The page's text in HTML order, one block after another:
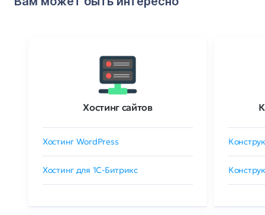
Хостинг сайтов
Хостинг WordPress
Хостинг для 1C-Битрикс